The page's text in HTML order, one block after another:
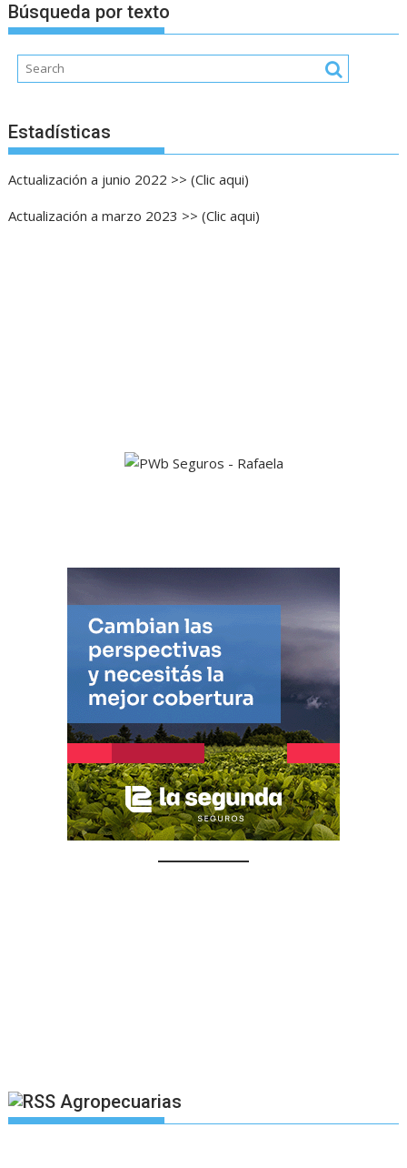
Búsqueda por texto
Estadísticas
Actualización a junio 2022 >> (Clic aqui)
Actualización a marzo 2023 >> (Clic aqui)
Agropecuarias